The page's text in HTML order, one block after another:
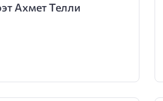
Ахмет Телли